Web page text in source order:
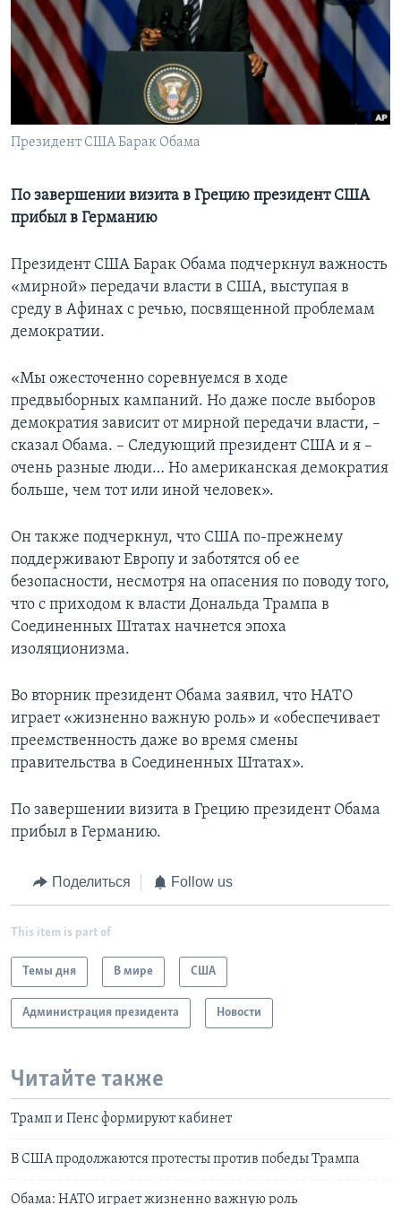
Learning English
СОЦИАЛЬНЫЕ СЕТИ
Президент США Барак Обама
По завершении визита в Грецию президент США
прибыл в Германию
Президент США Барак Обама подчеркнул важность
«мирной» передачи власти в США, выступая в
среду в Афинах с речью, посвященной проблемам
демократии.
«Мы ожесточенно соревнуемся в ходе
предвыборных кампаний. Но даже после выборов
демократия зависит от мирной передачи власти, –
сказал Обама. – Следующий президент США и я –
очень разные люди… Но американская демократия
больше, чем тот или иной человек».
Он также подчеркнул, что США по-прежнему
поддерживают Европу и заботятся об ее
безопасности, несмотря на опасения по поводу того,
что с приходом к власти Дональда Трампа в
Соединенных Штатах начнется эпоха
изоляционизма.
Во вторник президент Обама заявил, что НАТО
играет «жизненно важную роль» и «обеспечивает
преемственность даже во время смены
правительства в Соединенных Штатах».
По завершении визита в Грецию президент Обама
прибыл в Германию.
Поделиться Follow us
This item is part of
Темы дня В мире США
Администрация президента Новости
Читайте также
Трамп и Пенс формируют кабинет
В США продолжаются протесты против победы Трампа
Обама: НАТО играет жизненно важную роль